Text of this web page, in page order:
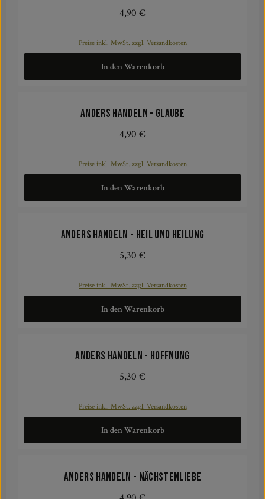
Regulärer Preis:
4,90 €
Preise inkl. MwSt. zzgl. Versandkosten
In den Warenkorb
ANDERS HANDELN - Glaube
Regulärer Preis:
4,90 €
Preise inkl. MwSt. zzgl. Versandkosten
In den Warenkorb
ANDERS HANDELN - Heil und Heilung
Regulärer Preis:
5,30 €
Preise inkl. MwSt. zzgl. Versandkosten
In den Warenkorb
ANDERS HANDELN - Hoffnung
Regulärer Preis:
5,30 €
Preise inkl. MwSt. zzgl. Versandkosten
In den Warenkorb
ANDERS HANDELN - Nächstenliebe